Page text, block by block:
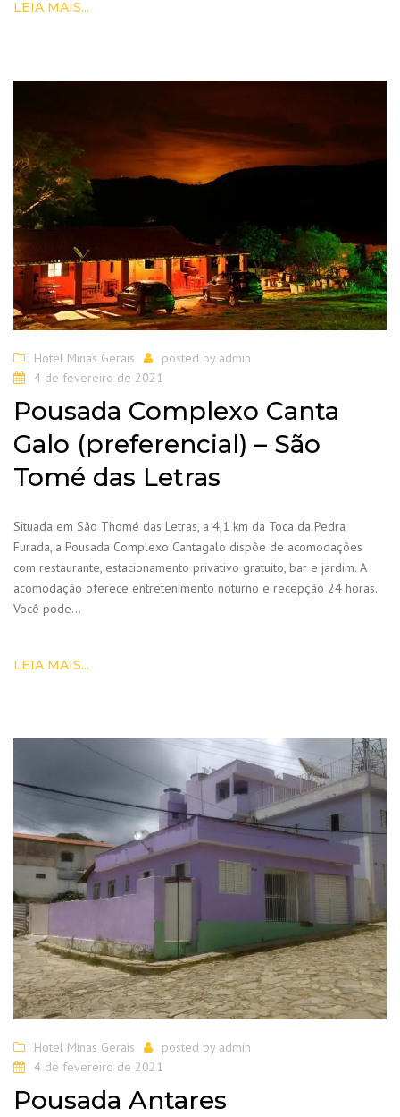
LEIA MAIS...
Hotel Minas Gerais posted by admin
4 de fevereiro de 2021
Pousada Complexo Canta
Galo (preferencial) – São
Tomé das Letras
Situada em São Thomé das Letras, a 4,1 km da Toca da Pedra
Furada, a Pousada Complexo Cantagalo dispõe de acomodações
com restaurante, estacionamento privativo gratuito, bar e jardim. A
acomodação oferece entretenimento noturno e recepção 24 horas.
Você pode…
LEIA MAIS...
Hotel Minas Gerais posted by admin
4 de fevereiro de 2021
Pousada Antares